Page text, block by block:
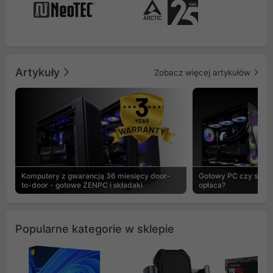
Artykuły Zobacz więcej artykułów
Komputery z gwarancją 36 miesięcy door-
to-door - gotowe ZENPC i składaki
Gotowy PC czy
opłaca?
Popularne kategorie w sklepie